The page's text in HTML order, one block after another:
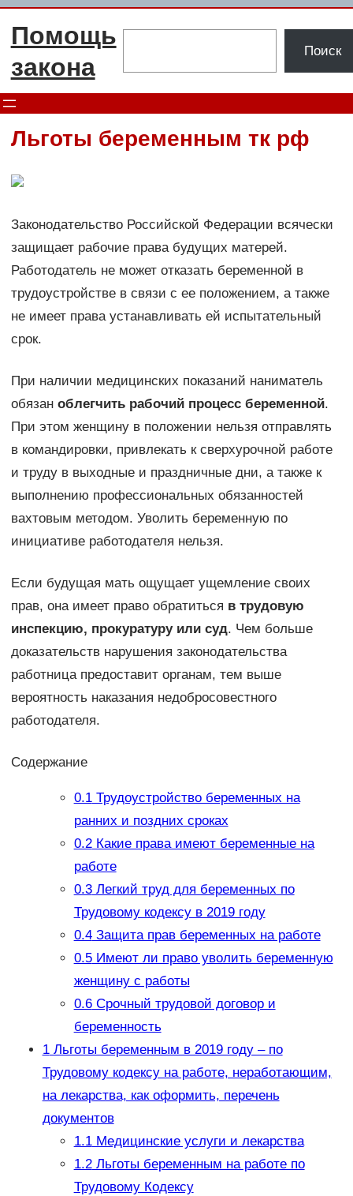
Перейти
Помощь
закона
Поиск
Льготы беременным тк рф
Законодательство Российской Федерации всячески
защищает рабочие права будущих матерей.
Работодатель не может отказать беременной в
трудоустройстве в связи с ее положением, а также
не имеет права устанавливать ей испытательный
срок.
При наличии медицинских показаний наниматель
обязан облегчить рабочий процесс беременной.
При этом женщину в положении нельзя отправлять
в командировки, привлекать к сверхурочной работе
и труду в выходные и праздничные дни, а также к
выполнению профессиональных обязанностей
вахтовым методом. Уволить беременную по
инициативе работодателя нельзя.
Если будущая мать ощущает ущемление своих
прав, она имеет право обратиться в трудовую
инспекцию, прокуратуру или суд. Чем больше
доказательств нарушения законодательства
работница предоставит органам, тем выше
вероятность наказания недобросовестного
работодателя.
Содержание
0.1Трудоустройство беременных на
ранних и поздних сроках
0.2Какие права имеют беременные на
работе
0.3Легкий труд для беременных по
Трудовому кодексу в 2019 году
0.4Защита прав беременных на работе
0.5Имеют ли право уволить беременную
женщину с работы
0.6Срочный трудовой договор и
беременность
1Льготы беременным в 2019 году – по
Трудовому кодексу на работе, неработающим,
на лекарства, как оформить, перечень
документов
1.1Медицинские услуги и лекарства
1.2Льготы беременным на работе по
Трудовому Кодексу